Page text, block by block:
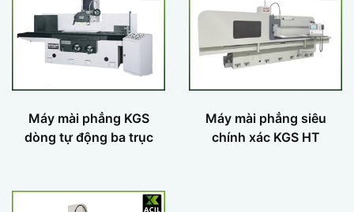
Máy mài phẳng KGS
dòng tự động ba trục
Máy mài phẳng siêu
chính xác KGS HT